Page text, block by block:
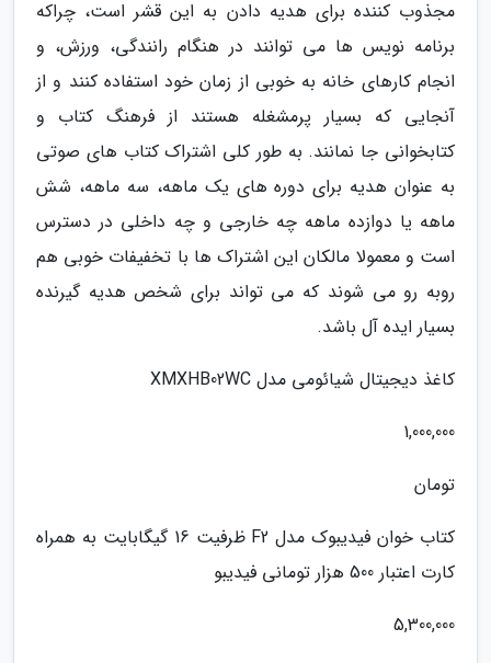
مجذوب کننده برای هدیه دادن به این قشر است، چراکه
برنامه نویس ها می توانند در هنگام رانندگی، ورزش، و
انجام کارهای خانه به خوبی از زمان خود استفاده کنند و از
آنجایی که بسیار پرمشغله هستند از فرهنگ کتاب و
کتابخوانی جا نمانند. به طور کلی اشتراک کتاب های صوتی
به عنوان هدیه برای دوره های یک ماهه، سه ماهه، شش
ماهه یا دوازده ماهه چه خارجی و چه داخلی در دسترس
است و معمولا مالکان این اشتراک ها با تخفیفات خوبی هم
روبه رو می شوند که می تواند برای شخص هدیه گیرنده
بسیار ایده آل باشد.
کاغذ دیجیتال شیائومی مدل XMXHB02WC
1,000,000
تومان
کتاب خوان فیدیبوک مدل F2 ظرفیت 16 گیگابایت به همراه
کارت اعتبار 500 هزار تومانی فیدیبو
5,300,000